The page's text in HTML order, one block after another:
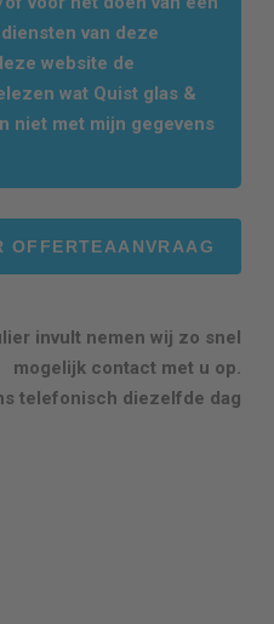
van deze
website de
wat Quist glas &
niet met mijn gegevens
invult nemen wij zo snel
mogelijk contact met u op.
telefonisch diezelfde dag